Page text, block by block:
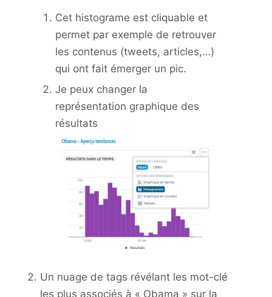
Cet histograme est cliquable et
permet par exemple de retrouver
les contenus (tweets, articles,…)
qui ont fait émerger un pic.
Je peux changer la
représentation graphique des
résultats
Un nuage de tags révélant les mot-clé
les plus associés à « Obama » sur la